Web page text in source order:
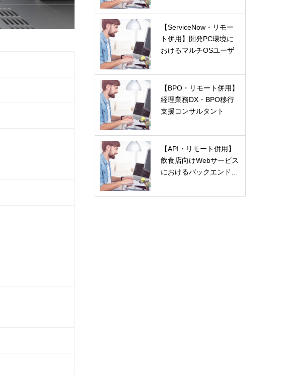
【ServiceNow・リモー
ト併用】開発PC環境に
おけるマルチOSユーザ
【BPO・リモート併用】
経理業務DX・BPO移行
支援コンサルタント
【API・リモート併用】
飲食店向けWebサービス
におけるバックエンド…